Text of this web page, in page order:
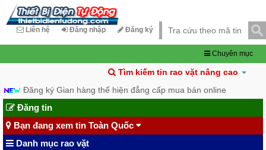
Liên hệ Đăng nhập Đăng ký
Chuyên mục
Tìm kiếm tin rao vặt nâng cao
Đăng ký Gian hàng thể hiện đẳng cấp mua bán online
Đăng tin
Bạn đang xem tin Toàn Quốc
Danh mục rao vặt